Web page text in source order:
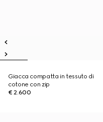
Giacca compatta in tessuto di
cotone con zip
€ 2.600